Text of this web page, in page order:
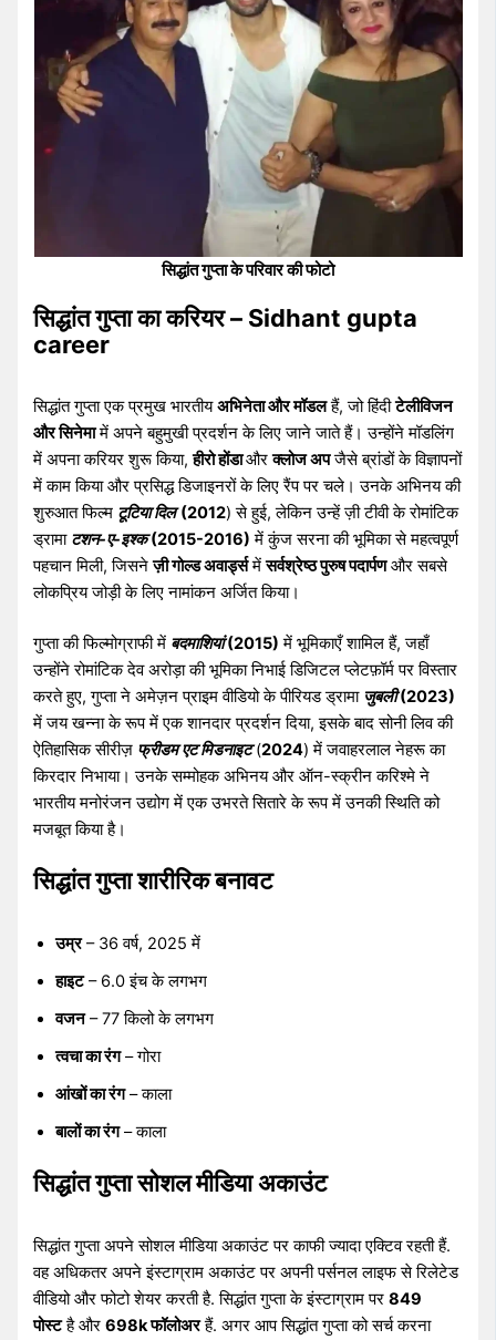
सिद्धांत गुप्ता के परिवार की फोटो
सिद्धांत गुप्ता का करियर – Sidhant gupta
career
सिद्धांत गुप्ता एक प्रमुख भारतीयअभिनेता और मॉडलहैं, जो हिंदीटेलीविजन
और सिनेमामें अपने बहुमुखी प्रदर्शन के लिए जाने जाते हैं। उन्होंने मॉडलिंग
में अपना करियर शुरू किया,हीरो होंडाऔरक्लोज अपजैसे ब्रांडों के विज्ञापनों
में काम किया और प्रसिद्ध डिजाइनरों के लिए रैंप पर चले। उनके अभिनय की
शुरुआत फिल्म टूटिया दिल (2012) से हुई, लेकिन उन्हें ज़ी टीवी के रोमांटिक
ड्रामा टशन-ए-इश्क(2015-2016) में कुंज सरना की भूमिका से महत्वपूर्ण
पहचान मिली, जिसनेज़ी गोल्ड अवार्ड्समेंसर्वश्रेष्ठ पुरुष पदार्पणऔर सबसे
लोकप्रिय जोड़ी के लिए नामांकन अर्जित किया।
गुप्ता की फिल्मोग्राफी में बदमाशियां(2015) में भूमिकाएँ शामिल हैं, जहाँ
उन्होंने रोमांटिक देव अरोड़ा की भूमिका निभाई डिजिटल प्लेटफ़ॉर्म पर विस्तार
करते हुए, गुप्ता ने अमेज़न प्राइम वीडियो के पीरियड ड्रामा जुबली(2023)
में जय खन्ना के रूप में एक शानदार प्रदर्शन दिया, इसके बाद सोनी लिव की
ऐतिहासिक सीरीज़ फ्रीडम एट मिडनाइट(2024) में जवाहरलाल नेहरू का
किरदार निभाया। उनके सम्मोहक अभिनय और ऑन-स्क्रीन करिश्मे ने
भारतीय मनोरंजन उद्योग में एक उभरते सितारे के रूप में उनकी स्थिति को
मजबूत किया है।
सिद्धांत गुप्ता शारीरिक बनावट
उम्र– 36 वर्ष, 2025 में
हाइट– 6.0 इंच के लगभग
वजन– 77 किलो के लगभग
त्वचा का रंग– गोरा
आंखों का रंग– काला
बालों का रंग– काला
सिद्धांत गुप्ता सोशल मीडिया अकाउंट
सिद्धांत गुप्ता अपने सोशल मीडिया अकाउंट पर काफी ज्यादा एक्टिव रहती हैं.
वह अधिकतर अपने इंस्टाग्राम अकाउंट पर अपनी पर्सनल लाइफ से रिलेटेड
वीडियो और फोटो शेयर करती है. सिद्धांत गुप्ता के इंस्टाग्राम पर849
पोस्टहै और698k फॉलोअरहैं. अगर आप सिद्धांत गुप्ता को सर्च करना